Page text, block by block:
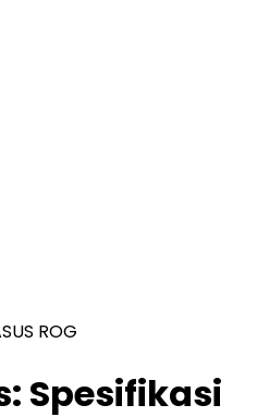
ROG
Spesifikasi